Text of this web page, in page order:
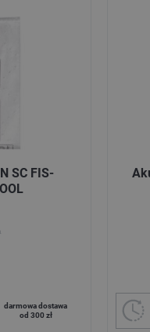
SC FIS-
darmowa dostawa
od 300 zł